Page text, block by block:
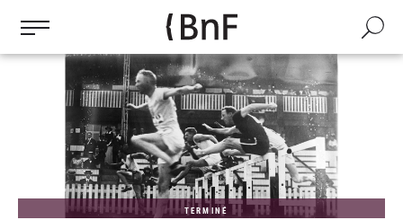
contenu
principal
Recherche
TERMINÉ